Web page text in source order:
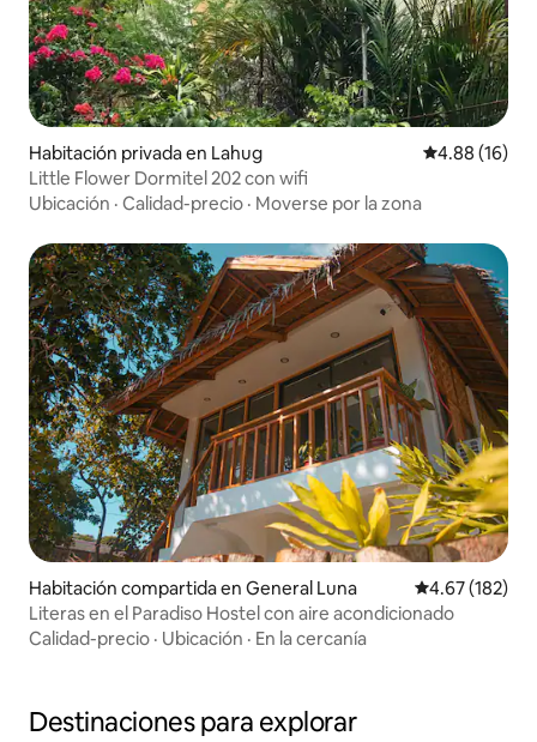
Habitación privada en Lahug Calificación
4.88 (16)
Little Flower Dormitel 202 con wifi
Ubicación · Calidad-precio · Moverse por la zona
Habitación compartida en General Luna Calificación
4.67 (182)
Literas en el Paradiso Hostel con aire acondicionado
Calidad-precio · Ubicación · En la cercanía
Destinaciones para explorar